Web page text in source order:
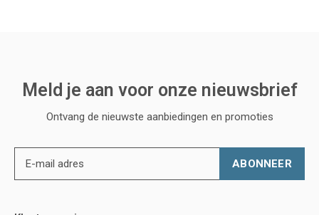
Meld je aan voor onze nieuwsbrief
Ontvang de nieuwste aanbiedingen en promoties
ABONNEER